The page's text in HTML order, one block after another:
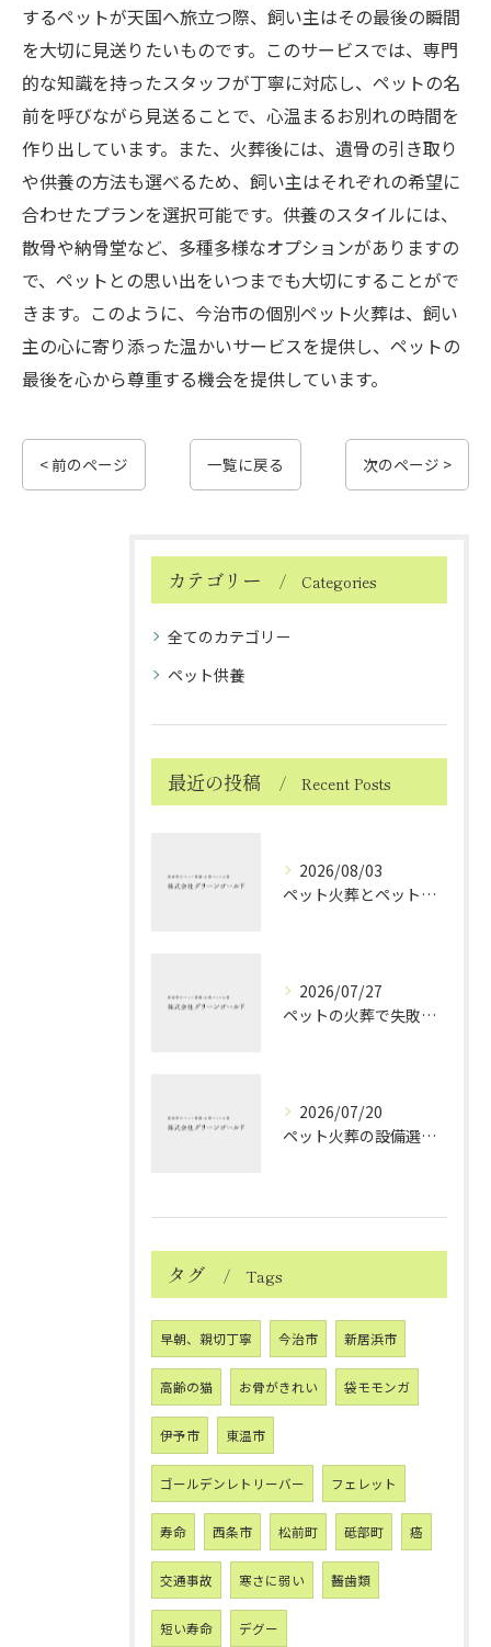
するペットが天国へ旅立つ際、飼い主はその最後の瞬間
を大切に見送りたいものです。このサービスでは、専門
的な知識を持ったスタッフが丁寧に対応し、ペットの名
前を呼びながら見送ることで、心温まるお別れの時間を
作り出しています。また、火葬後には、遺骨の引き取り
や供養の方法も選べるため、飼い主はそれぞれの希望に
合わせたプランを選択可能です。供養のスタイルには、
散骨や納骨堂など、多種多様なオプションがありますの
で、ペットとの思い出をいつまでも大切にすることがで
きます。このように、今治市の個別ペット火葬は、飼い
主の心に寄り添った温かいサービスを提供し、ペットの
最後を心から尊重する機会を提供しています。
< 前のページ 一覧に戻る 次のページ >
カテゴリー Categories
全てのカテゴリー
ペット供養
最近の投稿 Recent Posts
2026/08/03
ペット火葬とペット火葬後の愛媛県北宇和郡松野町で知っておきたい実務と費用比較ガイド
2026/07/27
ペットの火葬で失敗しない業者選択と後悔しないポイントを徹底解説
2026/07/20
ペット火葬の設備選びと愛媛県西条市で安心して見送るためのポイント
タグ Tags
早朝、親切丁寧 今治市 新居浜市
高齢の猫 お骨がきれい 袋モモンガ
伊予市 東温市
ゴールデンレトリーバー フェレット
寿命 西条市 松前町 砥部町 癌
交通事故 寒さに弱い 齧歯類
短い寿命 デグー